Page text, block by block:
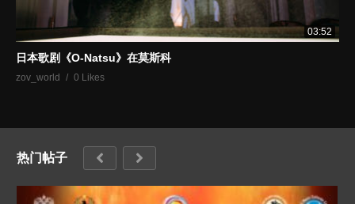
03:52
日本歌剧《O-Natsu》在莫斯科
zov_world 0 Likes
热门帖子